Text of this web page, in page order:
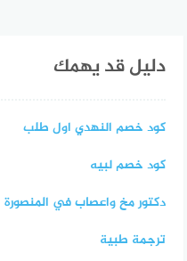
دليل قد يهمك
كود خصم النهدي اول طلب
كود خصم لبيه
دكتور مخ واعصاب في المنصورة
ترجمة طبية